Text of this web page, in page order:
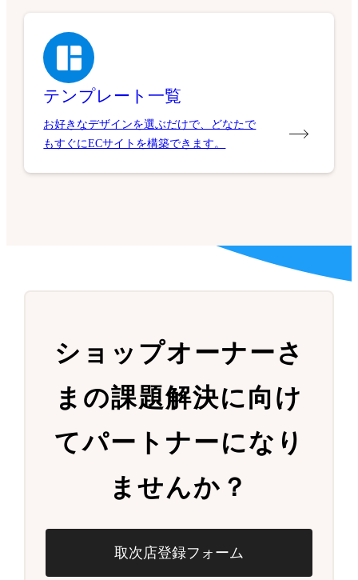
テンプレート一覧
お好きなデザインを選ぶだけで、どなたで
もすぐにECサイトを構築できます。
ショップオーナーさ
まの課題解決に向け
てパートナーになり
ませんか？
取次店登録フォーム